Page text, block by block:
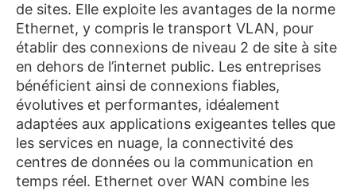
de sites. Elle exploite les avantages de la norme
Ethernet, y compris le transport VLAN, pour
établir des connexions de niveau 2 de site à site
en dehors de l’internet public. Les entreprises
bénéficient ainsi de connexions fiables,
évolutives et performantes, idéalement
adaptées aux applications exigeantes telles que
les services en nuage, la connectivité des
centres de données ou la communication en
temps réel. Ethernet over WAN combine les